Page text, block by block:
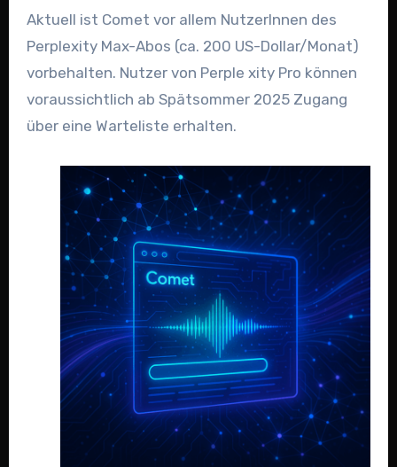
Aktuell ist Comet vor allem NutzerInnen des
Perplexity Max-Abos (ca. 200 US-Dollar/Monat)
vorbehalten. Nutzer von Perple xity Pro können
voraussichtlich ab Spätsommer 2025 Zugang
über eine Warteliste erhalten.